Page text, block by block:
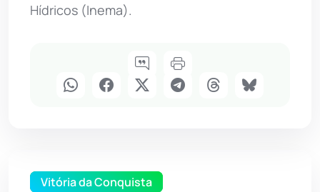
Hídricos (Inema).
Vitória da Conquista